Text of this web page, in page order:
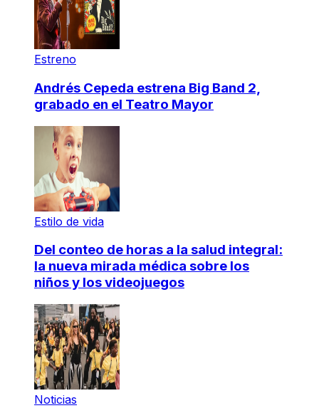
Estreno
Andrés Cepeda estrena Big Band 2,
grabado en el Teatro Mayor
Estilo de vida
Del conteo de horas a la salud integral:
la nueva mirada médica sobre los
niños y los videojuegos
Noticias